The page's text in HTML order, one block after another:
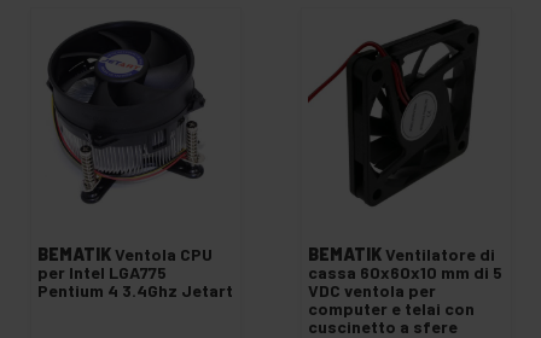
BEMATIK Ventola CPU
per Intel LGA775
Pentium 4 3.4Ghz Jetart
BEMATIK Ventilatore di
cassa 60x60x10 mm di 5
VDC ventola per
computer e telai con
cuscinetto a sfere